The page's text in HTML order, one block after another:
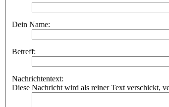
Dein Name:
Betreff:
Nachrichtentext:
Diese Nachricht wird als reiner Text verschickt,